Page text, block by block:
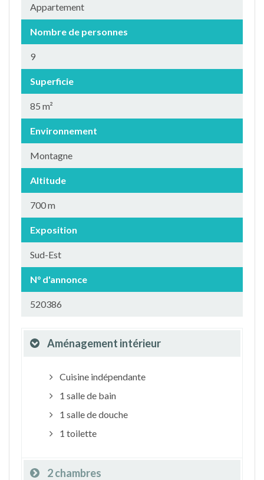
Appartement
Nombre de personnes
9
Superficie
85 m²
Environnement
Montagne
Altitude
700 m
Exposition
Sud-Est
N° d'annonce
520386
Aménagement intérieur
Cuisine indépendante
1 salle de bain
1 salle de douche
1 toilette
2 chambres